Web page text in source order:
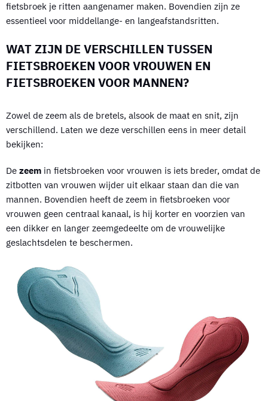
fietsbroek je ritten aangenamer maken. Bovendien zijn ze
essentieel voor middellange- en langeafstandsritten.
WAT ZIJN DE VERSCHILLEN TUSSEN
FIETSBROEKEN VOOR VROUWEN EN
FIETSBROEKEN VOOR MANNEN?
Zowel de zeem als de bretels, alsook de maat en snit, zijn
verschillend. Laten we deze verschillen eens in meer detail
bekijken:
De zeem in fietsbroeken voor vrouwen is iets breder, omdat de
zitbotten van vrouwen wijder uit elkaar staan dan die van
mannen. Bovendien heeft de zeem in fietsbroeken voor
vrouwen geen centraal kanaal, is hij korter en voorzien van
een dikker en langer zeemgedeelte om de vrouwelijke
geslachtsdelen te beschermen.